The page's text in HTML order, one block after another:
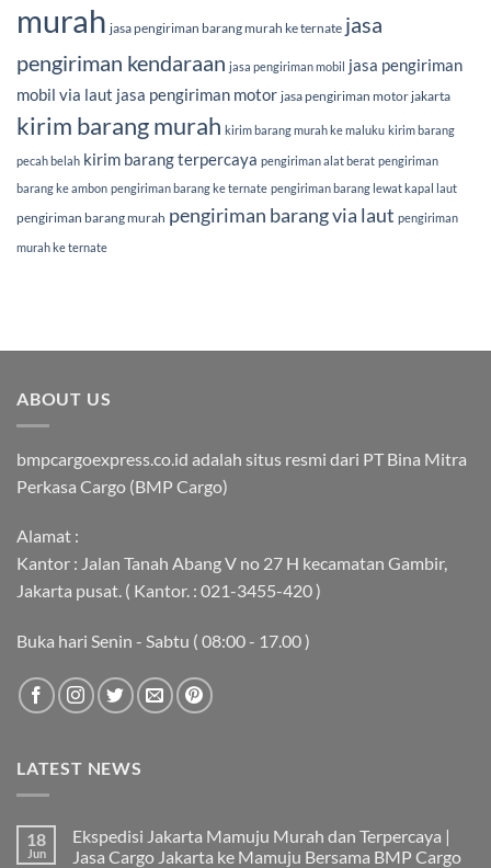
murah jasa pengiriman barang murah ke ternate jasa
pengiriman kendaraan jasa pengiriman mobil
jasa pengiriman
mobil via laut jasa pengiriman motor jasa pengiriman motor jakarta
kirim barang murah kirim barang murah ke maluku kirim barang
pecah belah kirim barang terpercaya pengiriman alat berat pengiriman
barang ke ambon pengiriman barang ke ternate pengiriman barang lewat kapal laut
pengiriman barang murah pengiriman barang via laut pengiriman
murah ke ternate
ABOUT US
bmpcargoexpress.co.id adalah situs resmi dari PT Bina Mitra
Perkasa Cargo (BMP Cargo)
Alamat :
Kantor : Jalan Tanah Abang V no 27 H kecamatan Gambir,
Jakarta pusat. ( Kantor. : 021-3455-420 )
Buka hari Senin - Sabtu ( 08:00 - 17.00 )
LATEST NEWS
18
Jun
Ekspedisi Jakarta Mamuju Murah dan Terpercaya |
Jasa Cargo Jakarta ke Mamuju Bersama BMP Cargo